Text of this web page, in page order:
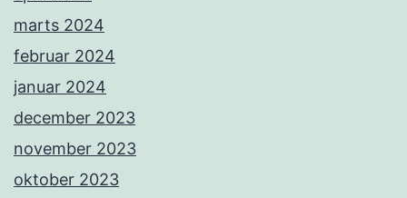
marts 2024
februar 2024
januar 2024
december 2023
november 2023
oktober 2023